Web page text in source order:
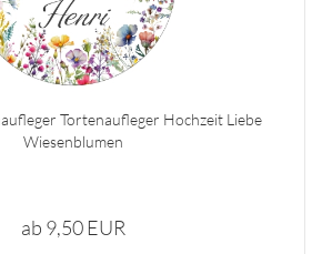
Tortenaufleger Hochzeit Liebe
Wiesenblumen
ab 9,50 EUR